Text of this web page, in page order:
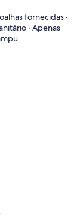
fornecidas ·
· Apenas